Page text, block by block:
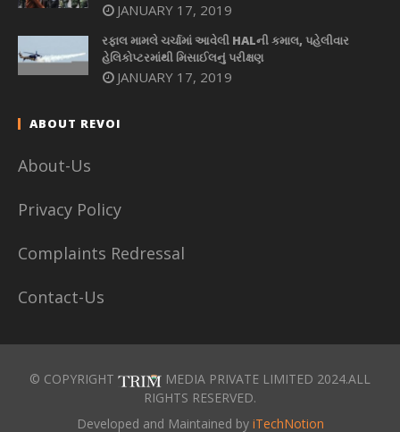
JANUARY 17, 2019
રફાલ મામલે ચર્ચામાં આવેલી HALની કમાલ, પહેલીવાર
હેલિકોપ્ટરમાંથી મિસાઈલનું પરીક્ષણ
JANUARY 17, 2019
ABOUT REVOI
About-Us
Privacy Policy
Complaints Redressal
Contact-Us
© COPYRIGHT
MEDIA PRIVATE LIMITED 2024.ALL
RIGHTS RESERVED.
Developed and Maintained by iTechNotion